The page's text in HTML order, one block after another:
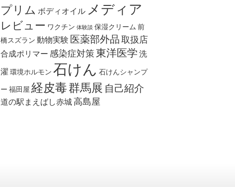
プリム ボディオイル メディア
レビュー ワクチン 体験談 保湿クリーム 前
橋スズラン 動物実験 医薬部外品 取扱店
合成ポリマー 感染症対策 東洋医学 洗
濯 環境ホルモン 石けん 石けんシャンプ
ー 福田屋 経皮毒群馬展 自己紹介
道の駅まえばし赤城 高島屋